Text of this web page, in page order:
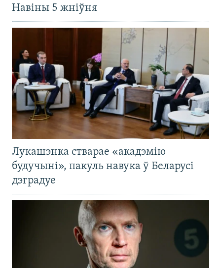
Навіны 5 жніўня
Лукашэнка стварае «акадэмію
будучыні», пакуль навука ў Беларусі
дэградуе